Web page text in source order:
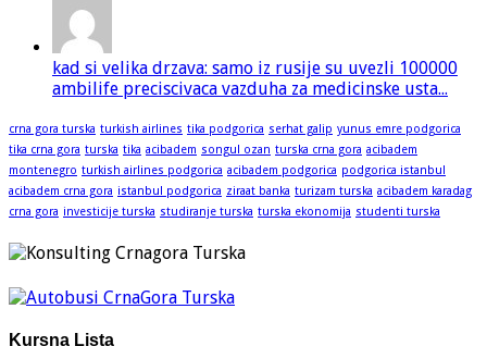
kad si velika drzava: samo iz rusije su uvezli 100000
ambilife preciscivaca vazduha za medicinske usta...
crna gora turska turkish airlines tika podgorica serhat galip yunus emre podgorica
tika crna gora turska tika acibadem songul ozan turska crna gora acibadem
montenegro turkish airlines podgorica acibadem podgorica podgorica istanbul
acibadem crna gora istanbul podgorica ziraat banka turizam turska acibadem karadag
crna gora investicije turska studiranje turska turska ekonomija studenti turska
Kursna Lista